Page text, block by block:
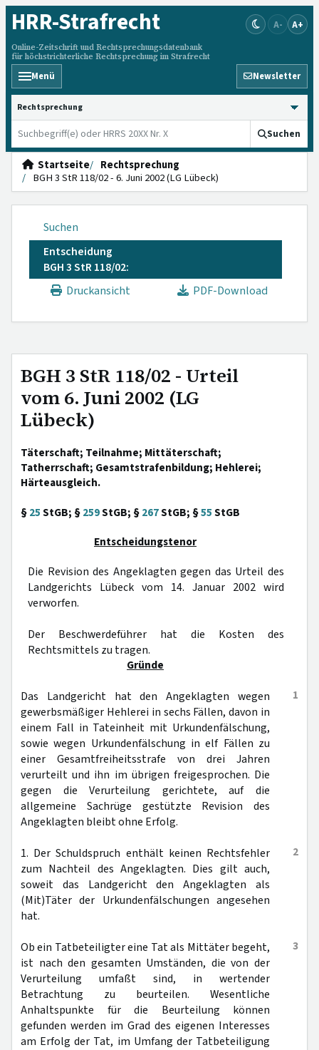
HRR-Strafrecht
Online-Zeitschrift und Rechtsprechungsdatenbank
für höchstrichterliche Rechtsprechung im Strafrecht
A- A+
Menü Newsletter
HRRS durchsuchen
Suchen
Startseite
Rechtsprechung
BGH 3 StR 118/02 - 6. Juni 2002 (LG Lübeck)
Suchen
Entscheidung
BGH 3 StR 118/02:
Druckansicht
PDF-Download
BGH 3 StR 118/02 - Urteil
vom 6. Juni 2002 (LG
Lübeck)
Täterschaft; Teilnahme; Mittäterschaft;
Tatherrschaft; Gesamtstrafenbildung; Hehlerei;
Härteausgleich.
§25StGB; §259StGB; §267StGB; §55StGB
Entscheidungstenor
Die Revision des Angeklagten gegen das Urteil des
Landgerichts Lübeck vom 14. Januar 2002 wird
verworfen.
Der Beschwerdeführer hat die Kosten des
Rechtsmittels zu tragen.
Gründe
1
Das Landgericht hat den Angeklagten wegen
gewerbsmäßiger Hehlerei in sechs Fällen, davon in
einem Fall in Tateinheit mit Urkundenfälschung,
sowie wegen Urkundenfälschung in elf Fällen zu
einer Gesamtfreiheitsstrafe von drei Jahren
verurteilt und ihn im übrigen freigesprochen. Die
gegen die Verurteilung gerichtete, auf die
allgemeine Sachrüge gestützte Revision des
Angeklagten bleibt ohne Erfolg.
2
1. Der Schuldspruch enthält keinen Rechtsfehler
zum Nachteil des Angeklagten. Dies gilt auch,
soweit das Landgericht den Angeklagten als
(Mit)Täter der Urkundenfälschungen angesehen
hat.
3
Ob ein Tatbeteiligter eine Tat als Mittäter begeht,
ist nach den gesamten Umständen, die von der
Verurteilung umfaßt sind, in wertender
Betrachtung zu beurteilen. Wesentliche
Anhaltspunkte für die Beurteilung können
gefunden werden im Grad des eigenen Interesses
am Erfolg der Tat, im Umfang der Tatbeteiligung